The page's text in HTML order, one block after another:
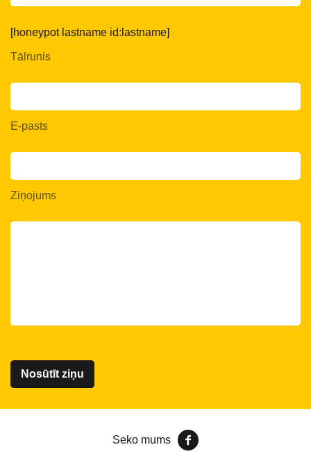
[honeypot lastname id:lastname]
Tālrunis
E-pasts
Ziņojums
Seko mums